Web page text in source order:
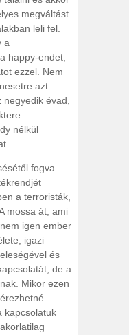
megváltást
leli fel.
a
happy-endet,
ezzel. Nem
azt
negyedik évad,
nélkül
fogva
a terroristák,
mossa át, ami
igen ember
igazi
és
de a
Mikor ezen
kapcsolatuk